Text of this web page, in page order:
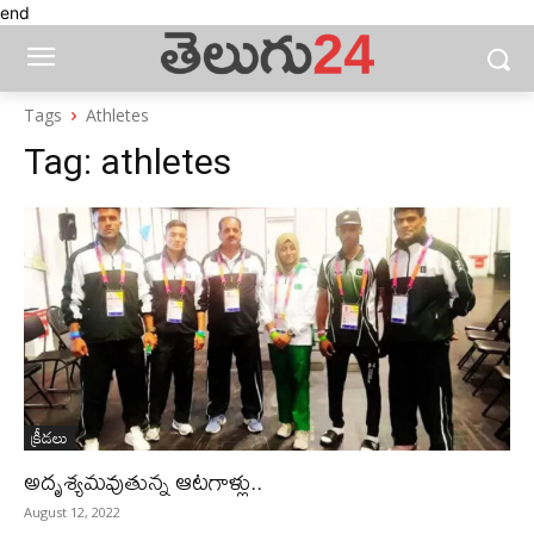
end
Tags Athletes
Tag: athletes
క్రీడలు
అదృశ్యమవుతున్న ఆటగాళ్లు..
August 12, 2022